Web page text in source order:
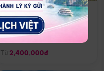
Melia Vinpearl Danang
Riverfront
Đà Nẵng
Từ 2,400,000đ